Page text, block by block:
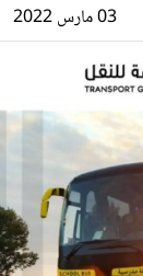
03 مارس 2022